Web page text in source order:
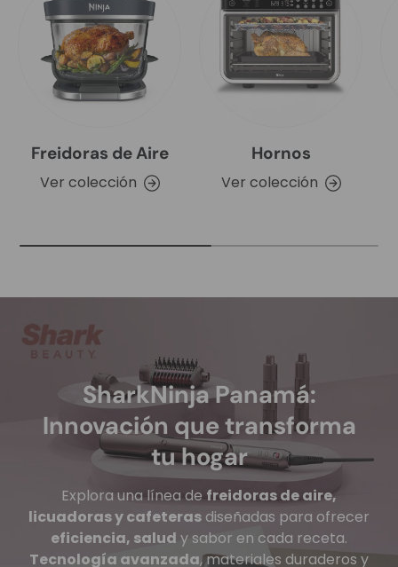
Freidoras de Aire
Ver colección
Hornos
Ver colección
SharkNinja Panamá:
Innovación que transforma
tu hogar
Explora una línea de freidoras de aire,
licuadoras y cafeteras diseñadas para ofrecer
eficiencia, salud y sabor en cada receta.
Tecnología avanzada, materiales duraderos y